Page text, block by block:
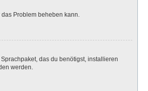
Problem beheben kann.
das du benötigst, installieren
werden.